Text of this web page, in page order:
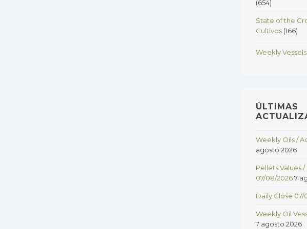
(654)
State of the
Cultivos (166)
Weekly
ÚLTIMAS
Weekly Oils /
agosto 2026
Pellets Values
07/08/20267
Daily Close 07/
Weekly Oil
7 agosto 2026